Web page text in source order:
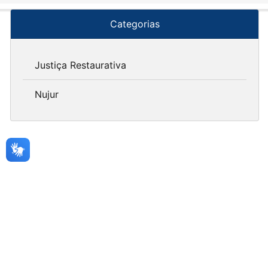
Categorias
Justiça Restaurativa
Nujur